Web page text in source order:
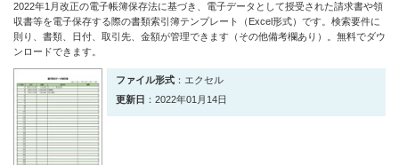
2022年1月改正の電子帳簿保存法に基づき、電子データとして授受された請求書や領
収書等を電子保存する際の書類索引簿テンプレート（Excel形式）です。検索要件に
則り、書類、日付、取引先、金額が管理できます（その他備考欄あり）。無料でダウ
ンロードできます。
ファイル形式 ：エクセル
更新日 ：2022年01月14日